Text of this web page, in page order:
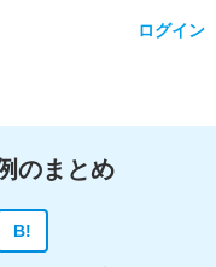
ログイン
のまとめ
B!